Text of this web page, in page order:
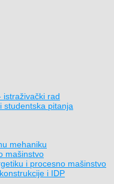
istraživački rad
studentska pitanja
mehaniku
mašinstvo
i procesno mašinstvo
i IDP